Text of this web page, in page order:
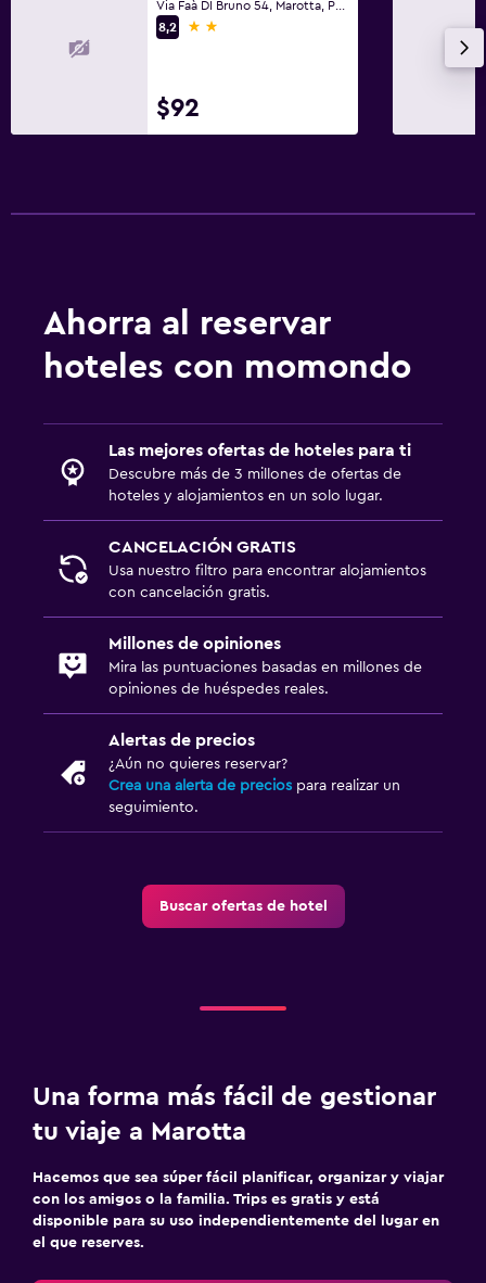
8,2
2 estrellas
$92
Ahorra al reservar
hoteles con momondo
Las mejores ofertas de hoteles para ti
Descubre más de 3 millones de ofertas de
hoteles y alojamientos en un solo lugar.
CANCELACIÓN GRATIS
Usa nuestro filtro para encontrar alojamientos
con cancelación gratis.
Millones de opiniones
Mira las puntuaciones basadas en millones de
opiniones de huéspedes reales.
Alertas de precios
¿Aún no quieres reservar?
Crea una alerta de precios para realizar un
seguimiento.
Buscar ofertas de hotel
Una forma más fácil de gestionar
tu viaje a Marotta
Hacemos que sea súper fácil planificar, organizar y viajar
con los amigos o la familia. Trips es gratis y está
disponible para su uso independientemente del lugar en
el que reserves.